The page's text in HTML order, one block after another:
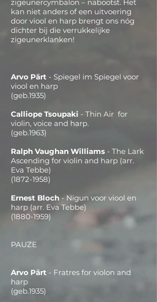
zigeunercymbalon – nabootst. Het
kan niet anders of een uitvoering
door viool en harp brengt ons nóg
dichter bij die verrukkelijke
zigeunerklanken!
Arvo Pärt - Spiegel im Spiegel voor
viool en harp
(geb.1935)
Calliope Tsoupaki - Thin Air for
violin, voice and harp.
(geb.1963)
Ralph Vaughan Williams - The Lark
Ascending for violin and harp (arr.
Eva Tebbe)
(1872-1958)
Ernest Bloch - Nigun voor viool en
harp (arr. Eva Tebbe)
(1880-1959)
PAUZE
Arvo Pärt - Fratres for violon and
harp
(geb.1935)